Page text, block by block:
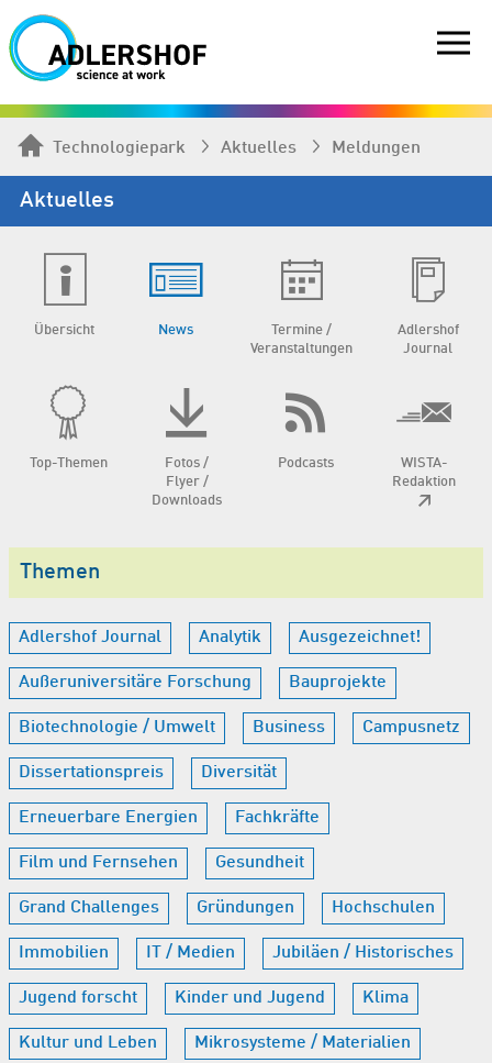
Technologiepark Aktuelles Meldungen
Aktuelles
Übersicht News
Termine /
Veranstaltungen
Adlershof
Journal
Top-Themen
Fotos /
Flyer /
Downloads
Podcasts
WISTA-
Redaktion
Themen
Adlershof Journal Analytik Ausgezeichnet!
Außeruniversitäre Forschung Bauprojekte
Biotechnologie / Umwelt Business Campusnetz
Dissertationspreis Diversität
Erneuerbare Energien Fachkräfte
Film und Fernsehen Gesundheit
Grand Challenges Gründungen Hochschulen
Immobilien IT / Medien Jubiläen / Historisches
Jugend forscht Kinder und Jugend Klima
Kultur und Leben Mikrosysteme / Materialien